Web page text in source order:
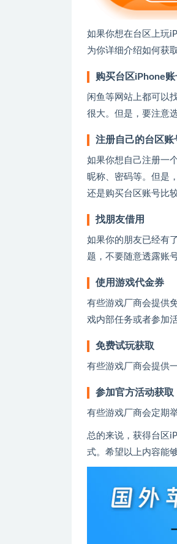
如果你想在台区上玩
为你详细介绍如何获
购买台区iPhone账
闲鱼等网站上都可以
很大。但是，要注意
注册自己的台区账
如果你想自己注册一
昵称、密码等。但是
还是购买台区账号比
找朋友借用
如果你的朋友已经有
题，不要随意透露账
使用游戏代金券
有些游戏厂商会提供
戏内部任务或者参加
免费试玩获取
有些游戏厂商会提供
参加官方活动获取
有些游戏厂商会定期
总的来说，获得台区
式。希望以上内容能